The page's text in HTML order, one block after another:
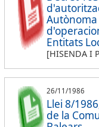
Autònoma
Entitats
[HISENDA I
26/11/1986
Llei 8/
de la